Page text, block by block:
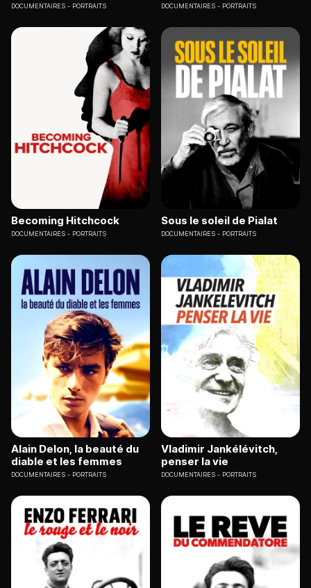
DOCUMENTAIRES PORTRAITS DOCUMENTAIRES PORTRAITS
Becoming Hitchcock
DOCUMENTAIRES PORTRAITS
Sous le soleil de Pialat
DOCUMENTAIRES PORTRAITS
Alain Delon, la beauté du
diable et les femmes
DOCUMENTAIRES PORTRAITS
Vladimir Jankélévitch,
penser la vie
DOCUMENTAIRES PORTRAITS